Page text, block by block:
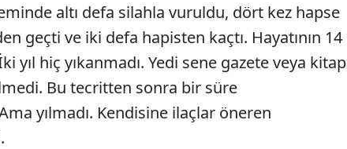
altı defa silahla vuruldu, dört kez hapse
geçti ve iki defa hapisten kaçtı. Hayatının 14
yıl hiç yıkanmadı. Yedi sene gazete veya kitap
Bu tecritten sonra bir süre
yılmadı. Kendisine ilaçlar öneren